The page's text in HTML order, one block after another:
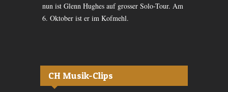
nun ist Glenn Hughes auf grosser Solo-Tour. Am
6. Oktober ist er im Kofmehl.
CH Musik-Clips